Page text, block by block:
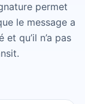
permet
le message a
qu’il n’a pas